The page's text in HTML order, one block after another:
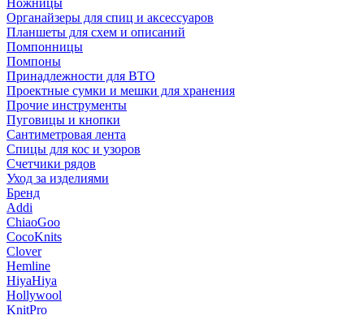
Ножницы
Органайзеры для спиц и аксессуаров
Планшеты для схем и описаний
Помпонницы
Помпоны
Принадлежности для ВТО
Проектные сумки и мешки для хранения
Прочие инструменты
Пуговицы и кнопки
Сантиметровая лента
Спицы для кос и узоров
Счетчики рядов
Уход за изделиями
Бренд
Addi
ChiaoGoo
CocoKnits
Clover
Hemline
HiyaHiya
Hollywool
KnitPro